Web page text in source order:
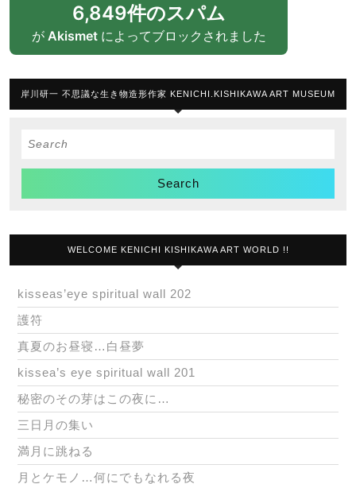
6,849件のスパム
が Akismetによってブロックされました
岸川研一 不思議な生き物造形作家 KENICHI.KISHIKAWA ART MUSEUM
Search
WELCOME KENICHI KISHIKAWA ART WORLD !!
kisseas’eye spiritual wall 202
護符
真夏のお昼寝…白昼夢
kissea’s eye spiritual wall 201
秘密のその芽はこの夜に…
三日月の集い
満月に跳ねる
月とケモノ…何にでもなれる夜